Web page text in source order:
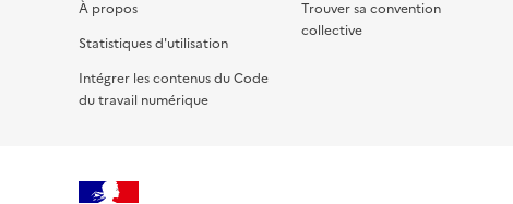
À propos
Statistiques d'utilisation
Intégrer les contenus du Code
du travail numérique
Trouver sa convention
collective